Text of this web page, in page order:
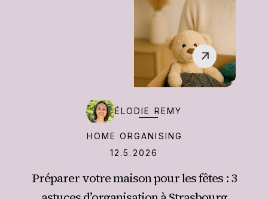
HOME ORGANISING
12.5.2026
‍ÉLODIE REMY
Préparer votre maison pour les fêtes : 3